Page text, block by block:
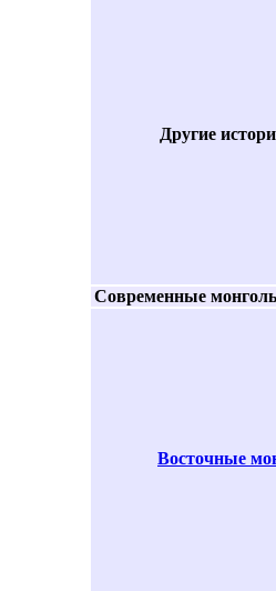
Другие
Современные
Восточные